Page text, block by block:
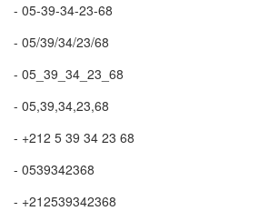
- 05-39-34-23-68
- 05/39/34/23/68
- 05_39_34_23_68
- 05,39,34,23,68
- +212 5 39 34 23 68
- 0539342368
- +212539342368